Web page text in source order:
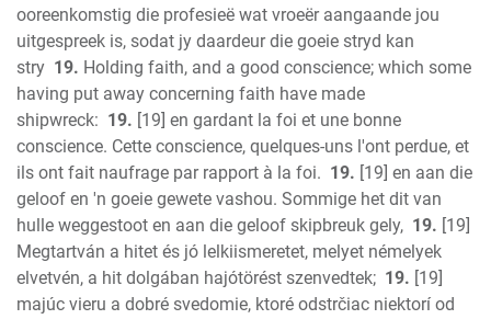
ooreenkomstig die profesieë wat vroeër aangaande jou
uitgespreek is, sodat jy daardeur die goeie stryd kan
stry 19. Holding faith, and a good conscience; which some
having put away concerning faith have made
shipwreck: 19. [19] en gardant la foi et une bonne
conscience. Cette conscience, quelques-uns l'ont perdue, et
ils ont fait naufrage par rapport à la foi. 19. [19] en aan die
geloof en 'n goeie gewete vashou. Sommige het dit van
hulle weggestoot en aan die geloof skipbreuk gely, 19. [19]
Megtartván a hitet és jó lelkiismeretet, melyet némelyek
elvetvén, a hit dolgában hajótörést szenvedtek; 19. [19]
majúc vieru a dobré svedomie, ktoré odstrčiac niektorí od